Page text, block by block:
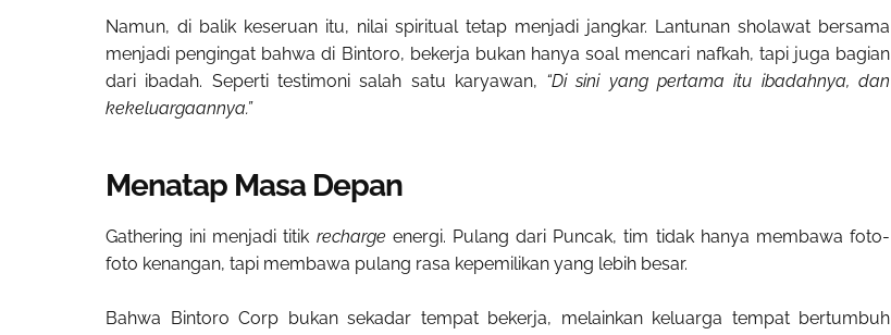
Namun, di balik keseruan itu, nilai spiritual tetap menjadi jangkar. Lantunan sholawat bersama
menjadi pengingat bahwa di Bintoro, bekerja bukan hanya soal mencari nafkah, tapi juga bagian
dari ibadah. Seperti testimoni salah satu karyawan, “Di sini yang pertama itu ibadahnya, dan
kekeluargaannya.”
Menatap Masa Depan
Gathering ini menjadi titik recharge energi. Pulang dari Puncak, tim tidak hanya membawa foto-
foto kenangan, tapi membawa pulang rasa kepemilikan yang lebih besar.
Bahwa Bintoro Corp bukan sekadar tempat bekerja, melainkan keluarga tempat bertumbuh